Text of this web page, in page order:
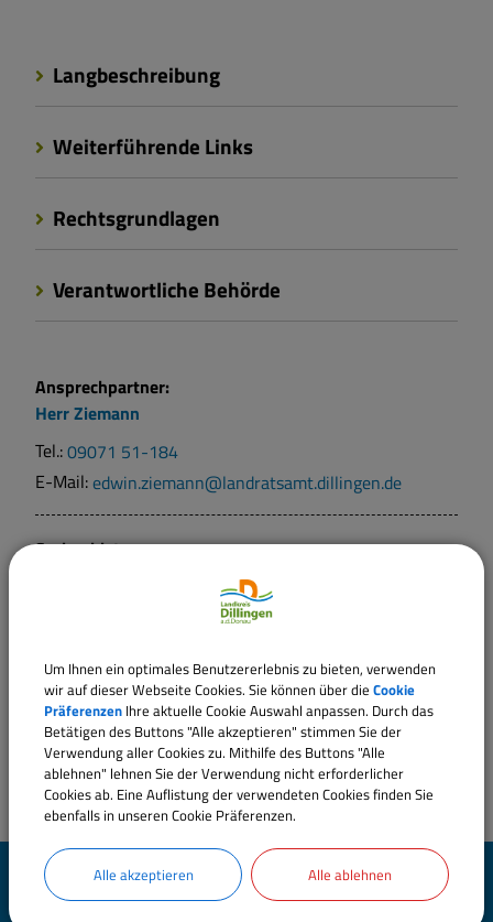
Langbeschreibung
Weiterführende Links
Rechtsgrundlagen
Verantwortliche Behörde
Ansprechpartner:
HerrZiemann
Tel.:09071 51-184
E-Mail:edwin.ziemann@landratsamt.dillingen.de
Sachgebiete
Datenschutzbeauftrage(r)
Landratsamt Dillingen
Um Ihnen ein optimales Benutzererlebnis zu bieten, verwenden
wir auf dieser Webseite Cookies. Sie können über die Cookie
Präferenzen Ihre aktuelle Cookie Auswahl anpassen. Durch das
Betätigen des Buttons "Alle akzeptieren" stimmen Sie der
Verwendung aller Cookies zu. Mithilfe des Buttons "Alle
ablehnen" lehnen Sie der Verwendung nicht erforderlicher
Cookies ab. Eine Auflistung der verwendeten Cookies finden Sie
ebenfalls in unseren Cookie Präferenzen.
Alle akzeptieren Alle ablehnen